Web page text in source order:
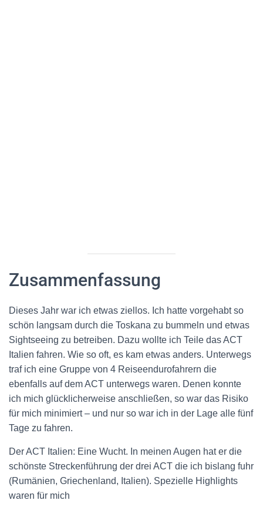
Zusammenfassung
Dieses Jahr war ich etwas ziellos. Ich hatte vorgehabt so
schön langsam durch die Toskana zu bummeln und etwas
Sightseeing zu betreiben. Dazu wollte ich Teile das ACT
Italien fahren. Wie so oft, es kam etwas anders. Unterwegs
traf ich eine Gruppe von 4 Reiseendurofahrern die
ebenfalls auf dem ACT unterwegs waren. Denen konnte
ich mich glücklicherweise anschließen, so war das Risiko
für mich minimiert – und nur so war ich in der Lage alle fünf
Tage zu fahren.
Der ACT Italien: Eine Wucht. In meinen Augen hat er die
schönste Streckenführung der drei ACT die ich bislang fuhr
(Rumänien, Griechenland, Italien). Spezielle Highlights
waren für mich